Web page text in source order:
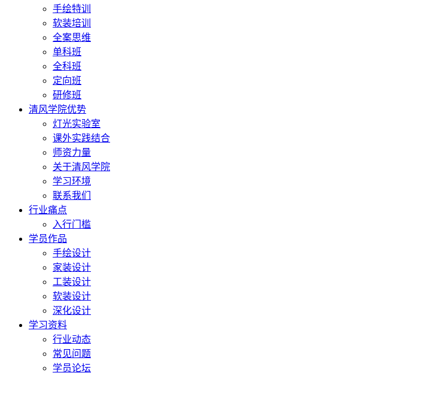
手绘特训
软装培训
全案思维
单科班
全科班
定向班
研修班
清风学院优势
灯光实验室
课外实践结合
师资力量
关于清风学院
学习环境
联系我们
行业痛点
入行门槛
学员作品
手绘设计
家装设计
工装设计
软装设计
深化设计
学习资料
行业动态
常见问题
学员论坛